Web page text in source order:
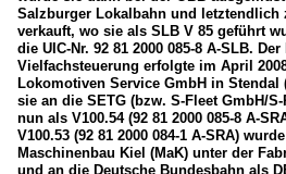
Salzburger Lokalbahn und letztendlich
verkauft, wo sie als SLB V 85 geführt
die UIC-Nr. 92 81 2000 085-8 A-SLB.
Vielfachsteuerung erfolgte im April
Lokomotiven Service GmbH in Stendal
sie an die SETG (bzw. S-Fleet GmbH/
nun als V100.54 (92 81 2000 085-8 A-
V100.53 (92 81 2000 084-1 A-SRA)
Maschinenbau Kiel (MaK) unter der
und an die Deutsche Bundesbahn als